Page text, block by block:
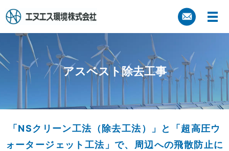
アスベスト除去⼯事
「NSクリーン工法（除去工法）」と「超高圧ウ
ォータージェット工法」で、周辺への飛散防止に